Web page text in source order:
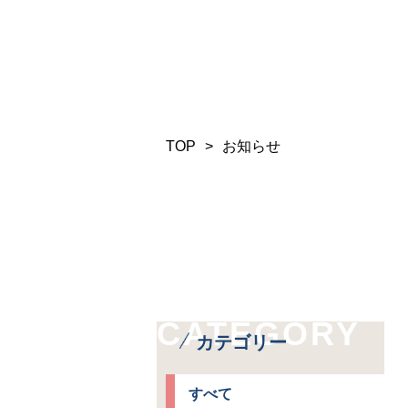
TOP > お知らせ
CATEGORY
カテゴリー
すべて